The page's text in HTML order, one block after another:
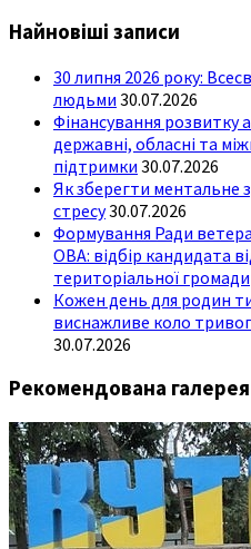
Найновіші записи
30 липня 2026 року:
людьми 30.07.2026
Фінансування розвитку
державні, обласні та
підтримки 30.07.2026
Як зберегти ментальне
стресу30.07.2026
Формування Ради
ОВА: відбір кандидата
територіальної громади
Кожен день для родин
виснажливе коло
30.07.2026
Рекомендована галерея